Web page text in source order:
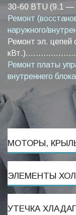
30-60 BTU (9.1 —
Ремонт
наружного/
Ремонт эл. цепей
Ремонт платы
внутреннего
МОТОРЫ,
ЭЛЕМЕНТЫ
УТЕЧКА